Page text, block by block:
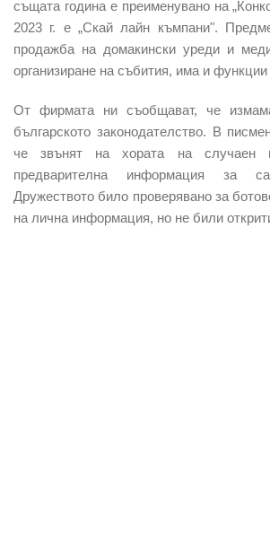
същата година е преименувано на
2023 г. е „Скай лайн къмпани".
продажба на домакински уреди и
организиране на събития, има и
От фирмата ни съобщават, че
българското законодателство. В
че звънят на хората на случаен
предварителна информация за
Дружеството било проверявано за
на лична информация, но не били